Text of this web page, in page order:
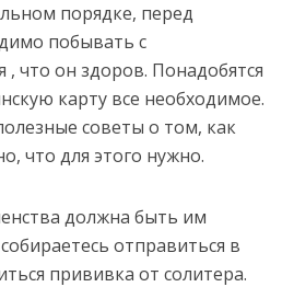
порядке, перед
побывать с
, что он здоров. Понадобятся
карту все необходимое.
советы о том, как
что для этого нужно.
должна быть им
отправиться в
прививка от солитера.